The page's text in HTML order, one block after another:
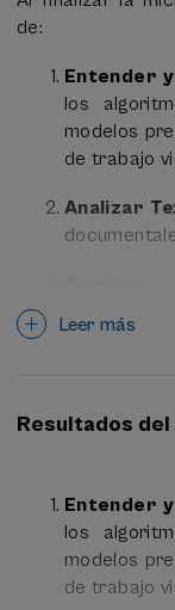
con código
la colaboración
El curso
instrumental,
para
investigación y
de:
Entender
los
modelos
de trabajo
Analizar
Auditar y
Leer más
Resultados
Entender
los
modelos
de trabajo